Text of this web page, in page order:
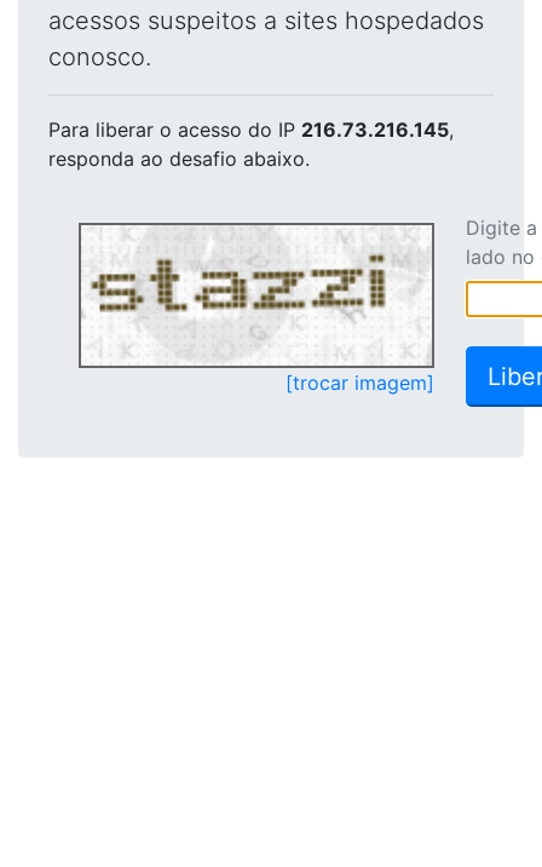
acessos suspeitos a sites hospedados
conosco.
Para liberar o acesso do IP 216.73.216.145,
responda ao desafio abaixo.
[trocar imagem]
Digite
lado no